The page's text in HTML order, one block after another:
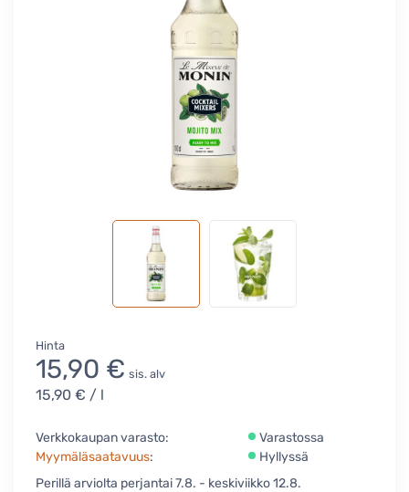
Hinta
15,90 € sis. alv
15,90 € / l
Verkkokaupan varasto:
Varastossa
Myymäläsaatavuus:
Hyllyssä
Perillä arviolta perjantai 7.8. - keskiviikko 12.8.